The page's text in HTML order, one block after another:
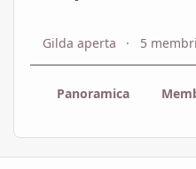
Gilda aperta 5 membri
Panoramica